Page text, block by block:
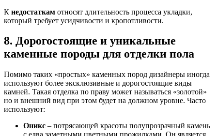
К недостаткам относят длительность процесса укладки,
который требует усидчивости и кропотливости.
8. Дорогостоящие и уникальные
каменные породы для отделки пола
Помимо таких «простых» каменных пород дизайнеры иногда
используют более эксклюзивные и дорогостоящие виды
камней. Такая отделка по праву может называться «золотой»
но и внешний вид при этом будет на должном уровне. Часто
используют:
Оникс – потрясающей красоты полупрозрачный камень